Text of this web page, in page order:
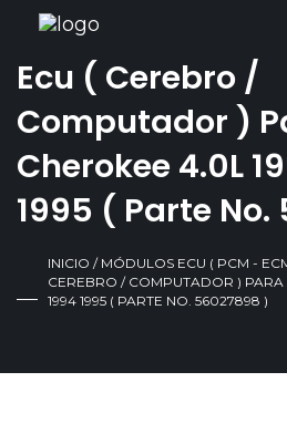
Ecu ( Cerebro /
Computador )
Cherokee 4.0L
1995 ( Parte
INICIO / MÓDULOS ECU ( PCM -
CEREBRO / COMPUTADOR ) PARA
1994 1995 ( PARTE NO. 56027898 )